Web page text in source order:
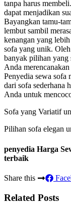
tanpa harus
dapat menjadikan
Bayangkan tamu-
lembut sambil
kenangan yang
sofa yang unik.
banyak pilihan yang
Anda
Penyedia sewa sofa
dari sofa sederhana
Anda untuk
Sofa yang Variatif
Pilihan sofa elegan
penyedia Harga
terbaik
Share this
Related Posts